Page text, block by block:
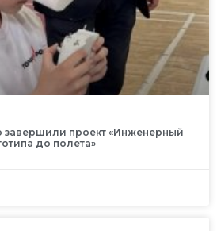
проект «Инженерный
до полета»